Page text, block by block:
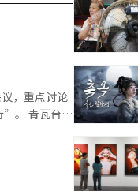
首
” 在之